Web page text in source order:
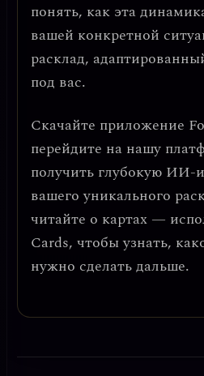
понять, как эта
вашей конкретной
расклад,
под вас.
Скачайте приложение
перейдите на нашу
получить глубокую ИИ-
вашего уникального
читайте о картах —
Cards, чтобы узнать,
нужно сделать дальше.